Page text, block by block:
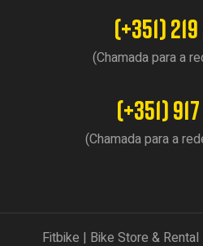
(+351)
(Chamada para a
(+351)
(Chamada para a
Fitbike | Bike Store &